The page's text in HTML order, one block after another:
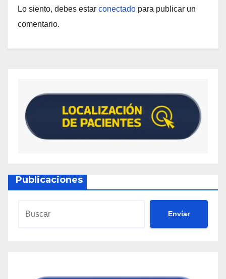
Lo siento, debes estar conectado para publicar un
comentario.
Publicaciones
Envíar